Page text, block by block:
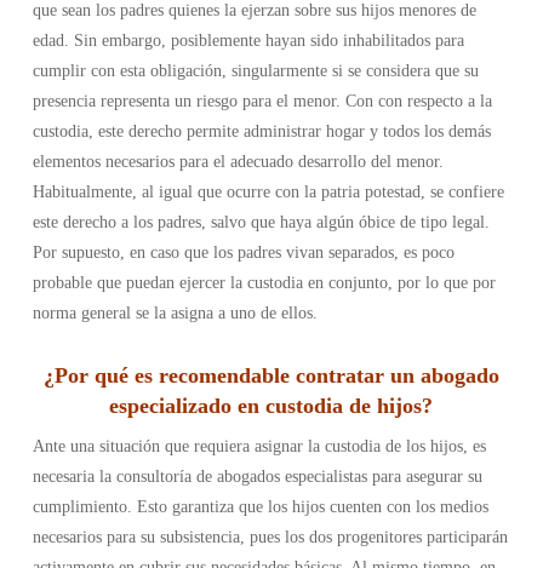
que sean los padres quienes la ejerzan sobre sus hijos menores de
edad. Sin embargo, posiblemente hayan sido inhabilitados para
cumplir con esta obligación, singularmente si se considera que su
presencia representa un riesgo para el menor. Con con respecto a la
custodia, este derecho permite administrar hogar y todos los demás
elementos necesarios para el adecuado desarrollo del menor.
Habitualmente, al igual que ocurre con la patria potestad, se confiere
este derecho a los padres, salvo que haya algún óbice de tipo legal.
Por supuesto, en caso que los padres vivan separados, es poco
probable que puedan ejercer la custodia en conjunto, por lo que por
norma general se la asigna a uno de ellos.
¿Por qué es recomendable contratar un abogado
especializado en custodia de hijos?
Ante una situación que requiera asignar la custodia de los hijos, es
necesaria la consultoría de abogados especialistas para asegurar su
cumplimiento. Esto garantiza que los hijos cuenten con los medios
necesarios para su subsistencia, pues los dos progenitores participarán